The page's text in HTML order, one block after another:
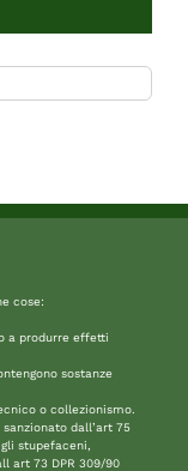
cose:
a produrre effetti
sostanze
o collezionismo.
dall’art 75
stupefaceni,
art 73 DPR 309/90